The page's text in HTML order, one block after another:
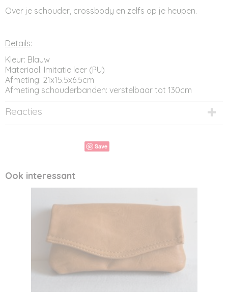
Over je schouder, crossbody en zelfs op je heupen.
Details:
Kleur: Blauw
Materiaal: Imitatie leer (PU)
Afmeting: 21x15.5x6.5cm
Afmeting schouderbanden: verstelbaar tot 130cm
Reacties
Save
Ook interessant